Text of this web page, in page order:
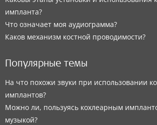
импланта?
Что означает моя аудиограмма?
Каков механизм костной проводимости?
Популярные темы
На что похожи звуки при использовании
имплантов?
Можно ли, пользуясь кохлеарным
музыкой?